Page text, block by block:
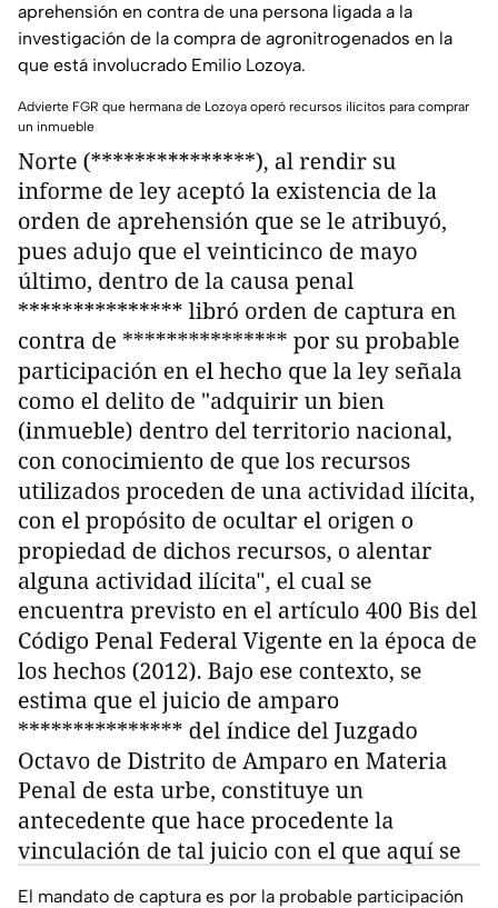
aprehensión en contra de una persona ligada a la
investigación de la compra de agronitrogenados en la
que está involucrado Emilio Lozoya.
Advierte FGR que hermana de Lozoya operó recursos ilícitos para comprar
un inmueble
El mandato de captura es por la probable participación